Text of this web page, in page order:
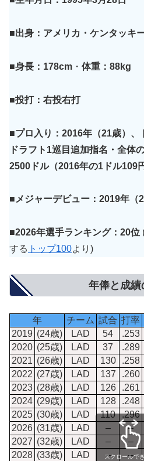
■出身：アメリカ・ケンタッキ
■身長：178cm ・ 体重：88kg
■投打：右投右打
■プロ入り：2016年（21歳）
ドラフト1巡目追加指名・全体
2500ドル（2016年の1ドル109
■メジャーデビュー：2019年（
■2026年選手ランキング：20位
する トップ100より)
年俸と成績
年 チーム 試合 打率
2019 (24歳) LAD 54 .253
2020 (25歳) LAD 37 .289
2021 (26歳) LAD 130 .258
2022 (27歳) LAD 137 .260
2023 (28歳) LAD 126 .261
2024 (29歳) LAD 128 .248
2025 (30歳) LAD 110 .296
2026 (31歳) LAD – –
2027 (32歳) LAD – –
2028 (33歳) LAD – –
スクロールで